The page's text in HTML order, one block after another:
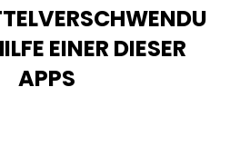
EINER DIESER
APPS